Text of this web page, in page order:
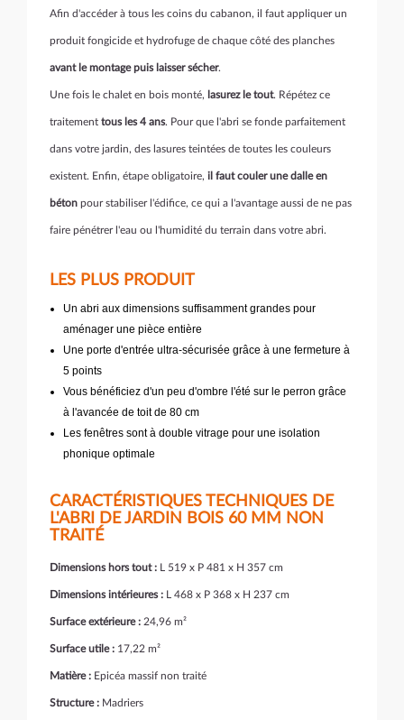
Afin d'accéder à tous les coins du cabanon, il faut appliquer un
produit fongicide et hydrofuge de chaque côté des planches
avant le montage puis laisser sécher.
Une fois le chalet en bois monté, lasurez le tout. Répétez ce
traitement tous les 4 ans. Pour que l'abri se fonde parfaitement
dans votre jardin, des lasures teintées de toutes les couleurs
existent. Enfin, étape obligatoire, il faut couler une dalle en
béton pour stabiliser l'édifice, ce qui a l'avantage aussi de ne pas
faire pénétrer l'eau ou l'humidité du terrain dans votre abri.
LES PLUS PRODUIT
Un abri aux dimensions suffisamment grandes pour
aménager une pièce entière
Une porte d'entrée ultra-sécurisée grâce à une fermeture à
5 points
Vous bénéficiez d'un peu d'ombre l'été sur le perron grâce
à l'avancée de toit de 80 cm
Les fenêtres sont à double vitrage pour une isolation
phonique optimale
CARACTÉRISTIQUES TECHNIQUES DE
L'ABRI DE JARDIN BOIS 60 MM NON
TRAITÉ
Dimensions hors tout : L 519 x P 481 x H 357 cm
Dimensions intérieures : L 468 x P 368 x H 237 cm
Surface extérieure : 24,96 m²
Surface utile : 17,22 m²
Matière : Epicéa massif non traité
Structure : Madriers